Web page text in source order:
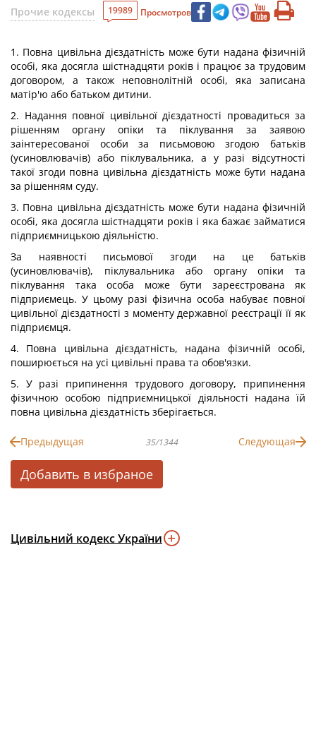
Прочие кодексы
19989 Просмотров
1. Повна цивільна дієздатність може бути надана фізичній
особі, яка досягла шістнадцяти років і працює за трудовим
договором, а також неповнолітній особі, яка записана
матір'ю або батьком дитини.
2. Надання повної цивільної дієздатності провадиться за
рішенням органу опіки та піклування за заявою
заінтересованої особи за письмовою згодою батьків
(усиновлювачів) або піклувальника, а у разі відсутності
такої згоди повна цивільна дієздатність може бути надана
за рішенням суду.
3. Повна цивільна дієздатність може бути надана фізичній
особі, яка досягла шістнадцяти років і яка бажає займатися
підприємницькою діяльністю.
За наявності письмової згоди на це батьків
(усиновлювачів), піклувальника або органу опіки та
піклування така особа може бути зареєстрована як
підприємець. У цьому разі фізична особа набуває повної
цивільної дієздатності з моменту державної реєстрації її як
підприємця.
4. Повна цивільна дієздатність, надана фізичній особі,
поширюється на усі цивільні права та обов'язки.
5. У разі припинення трудового договору, припинення
фізичною особою підприємницької діяльності надана їй
повна цивільна дієздатність зберігається.
Предыдущая 35/1344 Следующая
Добавить в избраное
Цивільний кодекс України